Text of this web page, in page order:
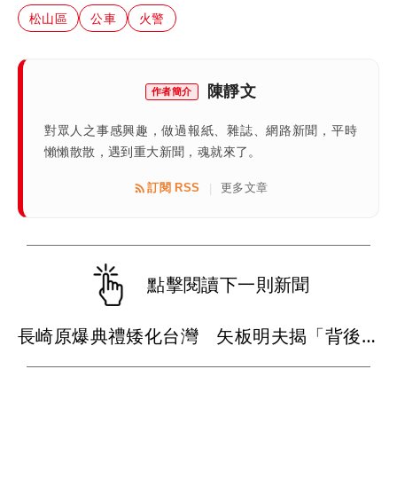
松山區 公車 火警
作者簡介 陳靜文
對眾人之事感興趣，做過報紙、雜誌、網路新聞，平時
懶懶散散，遇到重大新聞，魂就來了。
訂閱 RSS 更多文章
點擊閱讀下一則新聞
長崎原爆典禮矮化台灣 矢板明夫揭「背後原因」：傷害真正的朋友